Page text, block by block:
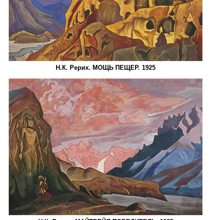
Н.К. Рерих. МОЩЬ ПЕЩЕР. 1925